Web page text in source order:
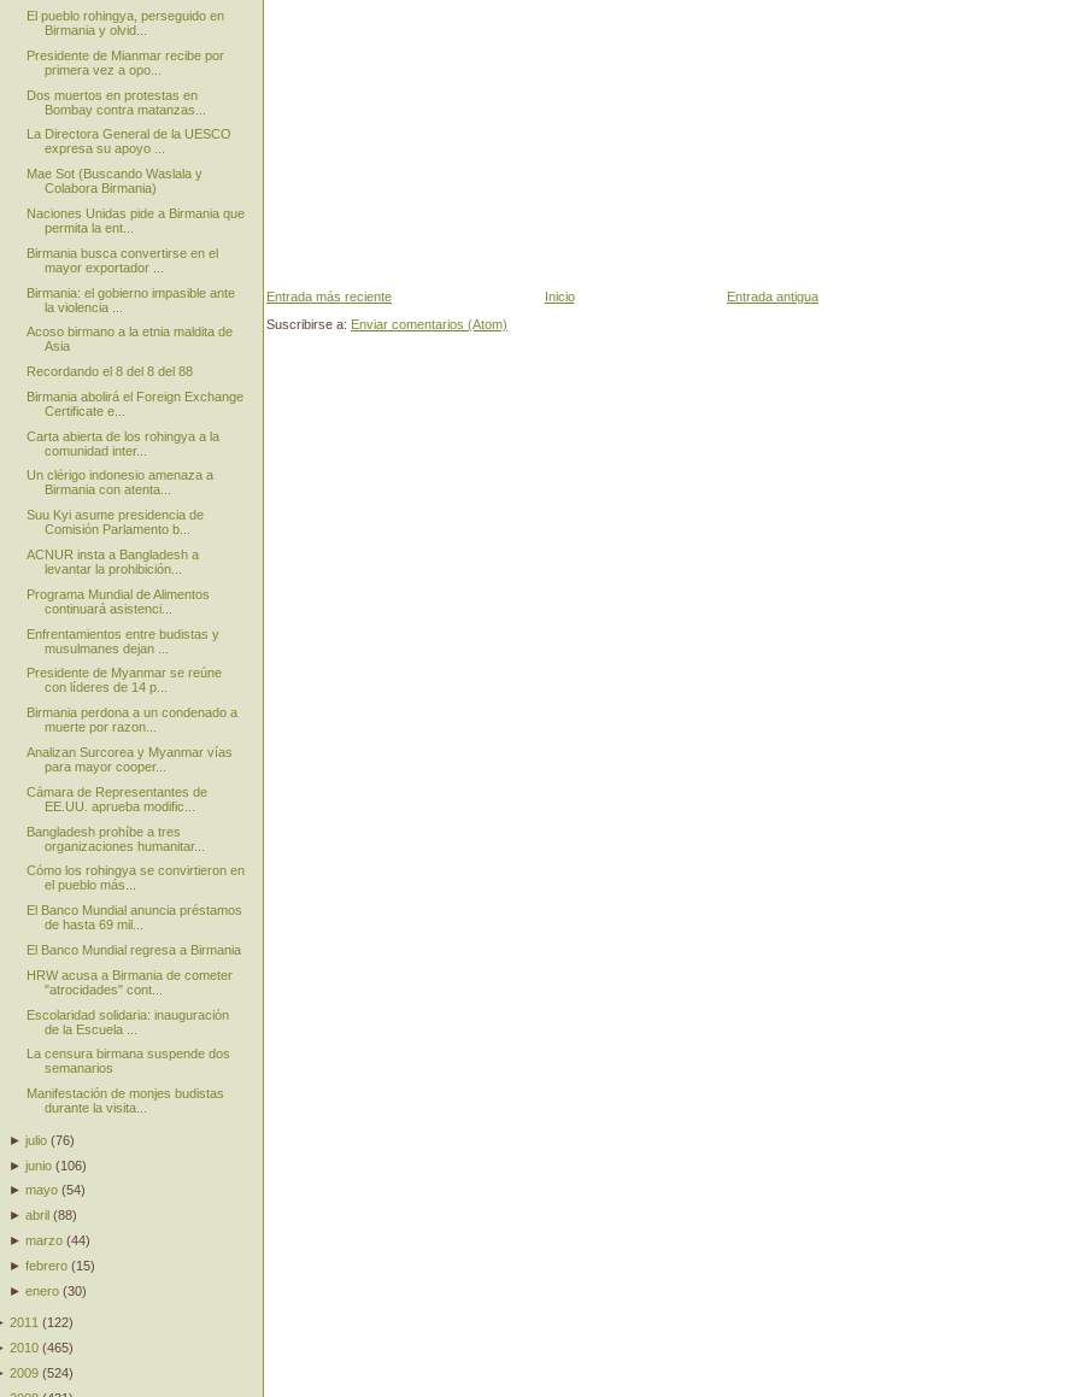
Entrada más reciente Entrada antigua
Inicio
Suscribirse a: Enviar comentarios (Atom)
El pueblo rohingya, perseguido en
Birmania y olvid...
Presidente de Mianmar recibe por
primera vez a opo...
Dos muertos en protestas en
Bombay contra matanzas...
La Directora General de la UESCO
expresa su apoyo ...
Mae Sot (Buscando Waslala y
Colabora Birmania)
Naciones Unidas pide a Birmania que
permita la ent...
Birmania busca convertirse en el
mayor exportador ...
Birmania: el gobierno impasible ante
la violencia ...
Acoso birmano a la etnia maldita de
Asia
Recordando el 8 del 8 del 88
Birmania abolirá el Foreign Exchange
Certificate e...
Carta abierta de los rohingya a la
comunidad inter...
Un clérigo indonesio amenaza a
Birmania con atenta...
Suu Kyi asume presidencia de
Comisión Parlamento b...
ACNUR insta a Bangladesh a
levantar la prohibición...
Programa Mundial de Alimentos
continuará asistenci...
Enfrentamientos entre budistas y
musulmanes dejan ...
Presidente de Myanmar se reúne
con líderes de 14 p...
Birmania perdona a un condenado a
muerte por razon...
Analizan Surcorea y Myanmar vías
para mayor cooper...
Cámara de Representantes de
EE.UU. aprueba modific...
Bangladesh prohíbe a tres
organizaciones humanitar...
Cómo los rohingya se convirtieron en
el pueblo más...
El Banco Mundial anuncia préstamos
de hasta 69 mil...
El Banco Mundial regresa a Birmania
HRW acusa a Birmania de cometer
"atrocidades" cont...
Escolaridad solidaria: inauguración
de la Escuela ...
La censura birmana suspende dos
semanarios
Manifestación de monjes budistas
durante la visita...
►julio (76)
►junio (106)
►mayo (54)
►abril (88)
►marzo (44)
►febrero (15)
►enero (30)
2011 (122)
2010 (465)
2009 (524)